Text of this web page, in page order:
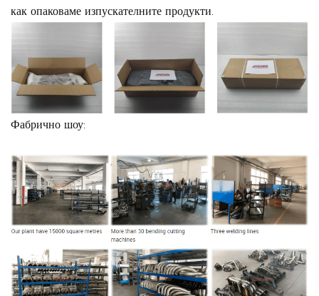
как опаковаме изпускателните продукти.
Фабрично шоу: